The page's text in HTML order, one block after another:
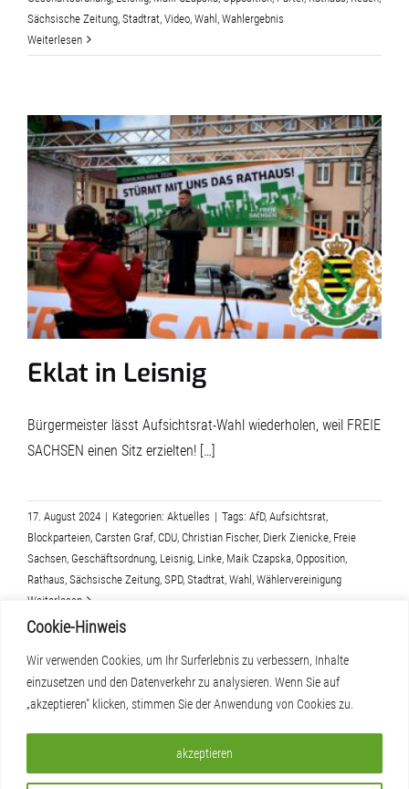
Cookie-Hinweis
Wir verwenden Cookies, um Ihr Surferlebnis zu verbessern, Inhalte
einzusetzen und den Datenverkehr zu analysieren. Wenn Sie auf
„akzeptieren" klicken, stimmen Sie der Anwendung von Cookies zu.
akzeptieren
Sächsische Zeitung, Stadtrat, Video, Wahl , Wahlergebnis
Weiterlesen
Eklat in Leisnig
Bürgermeister lässt Aufsichtsrat-Wahl wiederholen, weil FREIE
SACHSEN einen Sitz erzielten! […]
17. August 2024 | Kategorien: Aktuelles | Tags: AfD, Aufsichtsrat,
Blockparteien, Carsten Graf, CDU, Christian Fischer, Dierk Zienicke, Freie
Sachsen, Geschäftsordnung, Leisnig, Linke, Maik Czapska, Opposition,
Rathaus, Sächsische Zeitung, SPD, Stadtrat, Wahl, Wählervereinigung
Weiterlesen
Impressum & Datenschutz